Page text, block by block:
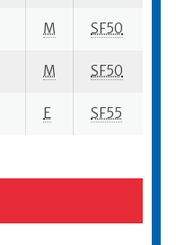
M SF50
M SF50
E SF55